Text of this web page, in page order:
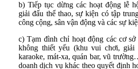
b) Tiếp tục dừng các hoạt động lễ
giải đấu thể thao, sự kiện có tập
công cộng, sân vận động và các sự
c) Tạm đình chỉ hoạt động các cơ
không thiết yếu (khu vui chơi, giải
karaoke, mát-xa, quán bar, vũ
doanh dịch vụ khác theo quyết định